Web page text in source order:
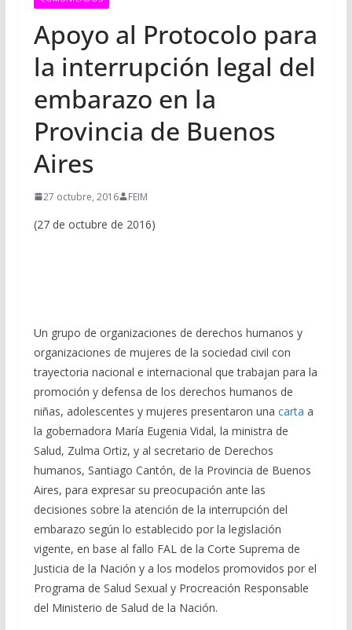
Apoyo al Protocolo para
la interrupción legal del
embarazo en la
Provincia de Buenos
Aires
27 octubre, 2016 FEIM
(27 de octubre de 2016)
Un grupo de organizaciones de derechos humanos y
organizaciones de mujeres de la sociedad civil con
trayectoria nacional e internacional que trabajan para la
promoción y defensa de los derechos humanos de
niñas, adolescentes y mujeres presentaron una carta a
la gobernadora María Eugenia Vidal, la ministra de
Salud, Zulma Ortiz, y al secretario de Derechos
humanos, Santiago Cantón, de la Provincia de Buenos
Aires, para expresar su preocupación ante las
decisiones sobre la atención de la interrupción del
embarazo según lo establecido por la legislación
vigente, en base al fallo FAL de la Corte Suprema de
Justicia de la Nación y a los modelos promovidos por el
Programa de Salud Sexual y Procreación Responsable
del Ministerio de Salud de la Nación.